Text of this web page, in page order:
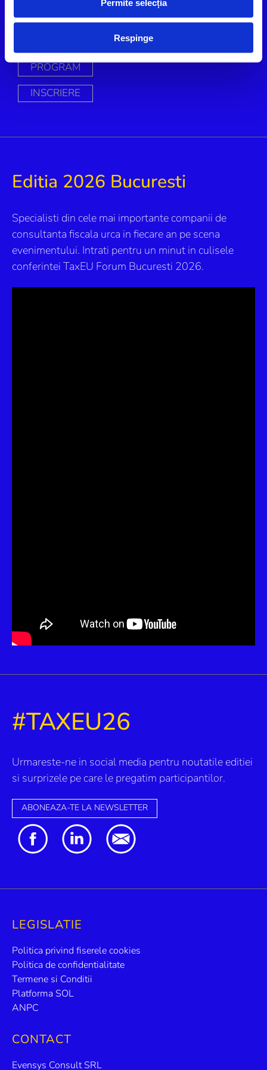
Permite selecția
Respinge
spete, in 4 seminare specializate.
PROGRAM
INSCRIERE
Editia 2026 Bucuresti
Specialisti din cele mai importante companii de
consultanta fiscala urca in fiecare an pe scena
evenimentului. Intrati pentru un minut in culisele
conferintei TaxEU Forum Bucuresti 2026.
#TAXEU26
Urmareste-ne in social media pentru noutatile editiei
si surprizele pe care le pregatim participantilor.
ABONEAZA-TE LA NEWSLETTER
LEGISLATIE
Politica privind fiserele cookies
Politica de confidentialitate
Termene si Conditii
Platforma SOL
ANPC
CONTACT
Evensys Consult SRL